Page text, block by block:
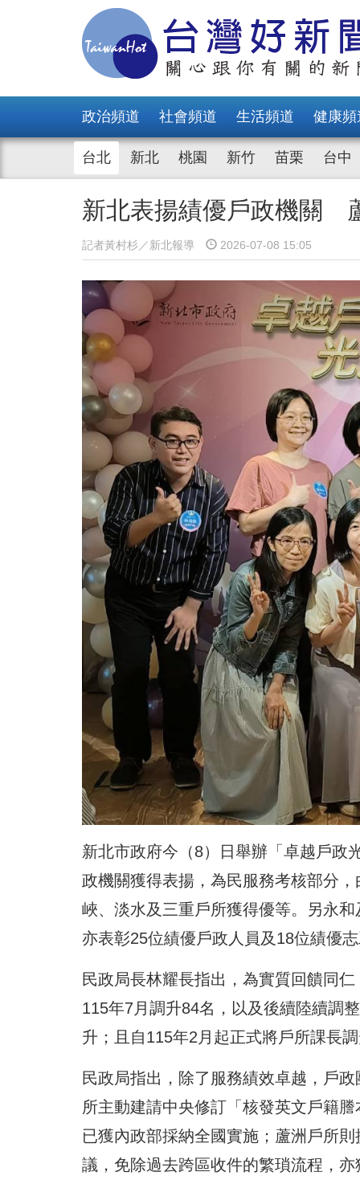
政治頻道 社會頻道 生活頻道 健康頻
台北 新北 桃園 新竹 苗栗 台中
新北表揚績優戶政機關
記者黃村杉／新北報導 2026-07-08 15:05
新北市政府今（8）日舉辦「卓越戶政
政機關獲得表揚 ，為民服務考核部分，
峽、淡水及三重戶所獲得優等。另永
亦表彰25位績優戶政人員及18位績優
民政局長林耀長指出，為實質回饋同仁
115年7月調升84名，以及後續陸續調
升；且自115年2月起正式將戶所課長調
民政局指出，除了服務績效卓越，戶
所主動建請中央修訂「核發英文戶籍
已獲內政部採納全國實施；蘆洲戶所
議，免除過去跨區收件的繁瑣流程，